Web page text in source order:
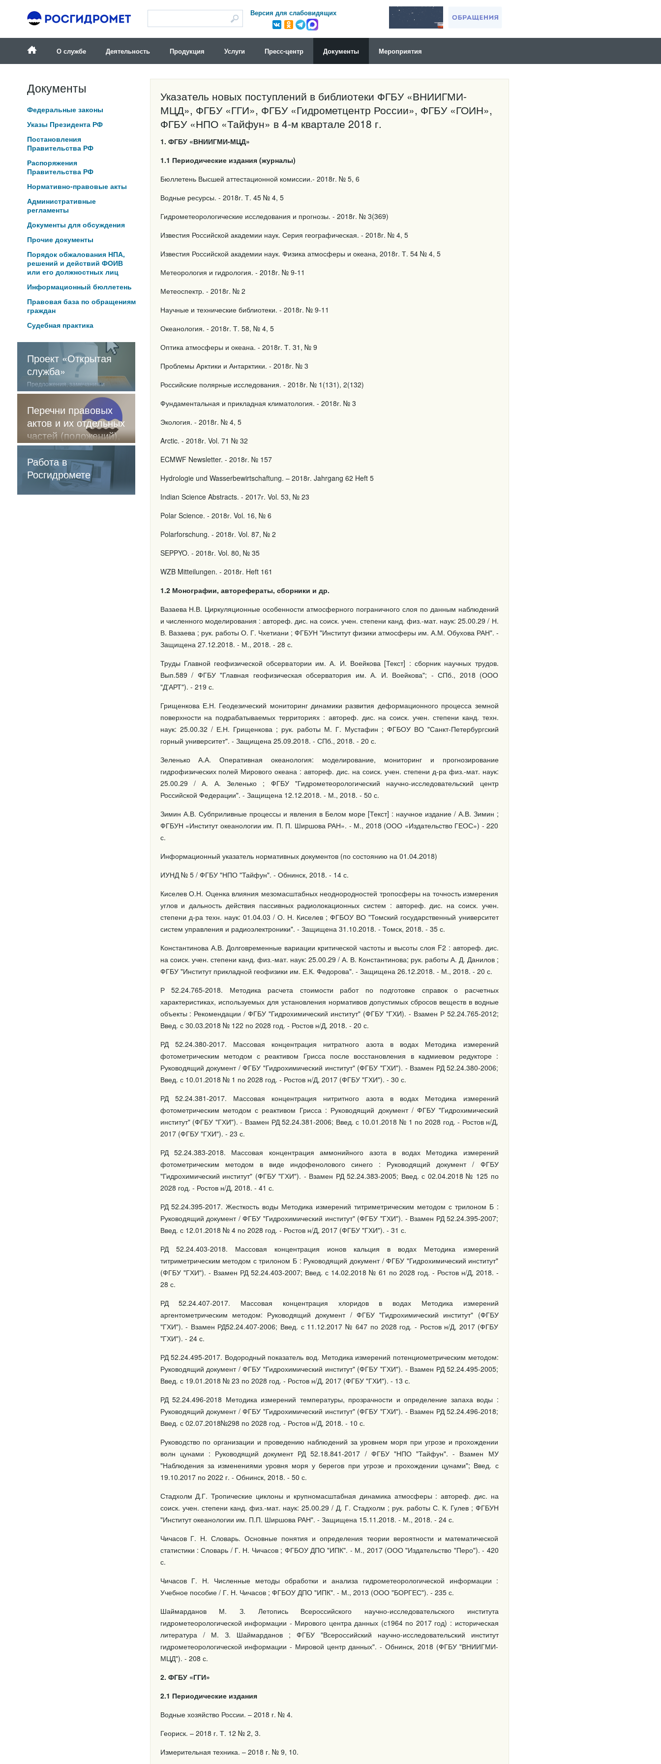
Версия для слабовидящих
О службе Деятельность Продукция Услуги Пресс-центр Документы Мероприятия
Документы
Федеральные законы
Указы Президента РФ
Постановления
Правительства РФ
Распоряжения
Правительства РФ
Нормативно-правовые акты
Административные
регламенты
Документы для обсуждения
Прочие документы
Порядок обжалования НПА,
решений и действий ФОИВ
или его должностных лиц
Информационный бюллетень
Правовая база по обращениям
граждан
Судебная практика
Проект «Открытая
служба»
Предложения, замечания и
отзывы о нашей работе
Перечни правовых
актов и их отдельных
частей (положений),
содержащие
обязательные
требования
Работа в
Росгидромете
Указатель новых поступлений в библиотеки ФГБУ «ВНИИГМИ-
МЦД», ФГБУ «ГГИ», ФГБУ «Гидрометцентр России», ФГБУ «ГОИН»,
ФГБУ «НПО «Тайфун» в 4-м квартале 2018 г.
1. ФГБУ «ВНИИГМИ-МЦД»
1.1 Периодические издания (журналы)
Бюллетень Высшей аттестационной комиссии.- 2018г. № 5, 6
Водные ресурсы. - 2018г. Т. 45 № 4, 5
Гидрометеорологические исследования и прогнозы. - 2018г. № 3(369)
Известия Российской академии наук. Серия географическая. - 2018г. № 4, 5
Известия Российской академии наук. Физика атмосферы и океана, 2018г. Т. 54 № 4, 5
Метеорология и гидрология. - 2018г. № 9-11
Метеоспектр. - 2018г. № 2
Научные и технические библиотеки. - 2018г. № 9-11
Океанология. - 2018г. Т. 58, № 4, 5
Оптика атмосферы и океана. - 2018г. Т. 31, № 9
Проблемы Арктики и Антарктики. - 2018г. № 3
Российские полярные исследования. - 2018г. № 1(131), 2(132)
Фундаментальная и прикладная климатология. - 2018г. № 3
Экология. - 2018г. № 4, 5
Arctic. - 2018г. Vol. 71 № 32
ECMWF Newsletter. - 2018г. № 157
Hydrologie und Wasserbewirtschaftung. – 2018г. Jahrgang 62 Heft 5
Indian Science Abstracts. - 2017г. Vol. 53, № 23
Polar Science. - 2018г. Vol. 16, № 6
Polarforschung. - 2018г. Vol. 87, № 2
SEPPYO. - 2018г. Vol. 80, № 35
WZB Mitteilungen. - 2018г. Heft 161
1.2 Монографии, авторефераты, сборники и др.
Вазаева Н.В. Циркуляционные особенности атмосферного пограничного слоя по данным наблюдений
и численного моделирования : автореф. дис. на соиск. учен. степени канд. физ.-мат. наук: 25.00.29 / Н.
В. Вазаева ; рук. работы О. Г. Чхетиани ; ФГБУН "Институт физики атмосферы им. А.М. Обухова РАН". -
Защищена 27.12.2018. - М., 2018. - 28 с.
Труды Главной геофизической обсерватории им. А. И. Воейкова [Текст] : сборник научных трудов.
Вып.589 / ФГБУ "Главная геофизическая обсерватория им. А. И. Воейкова"; - СПб., 2018 (ООО
"Д'АРТ"). - 219 с.
Грищенкова Е.Н. Геодезический мониторинг динамики развития деформационного процесса земной
поверхности на подрабатываемых территориях : автореф. дис. на соиск. учен. степени канд. техн.
наук: 25.00.32 / Е.Н. Грищенкова ; рук. работы М. Г. Мустафин ; ФГБОУ ВО "Санкт-Петербургский
горный университет". - Защищена 25.09.2018. - СПб., 2018. - 20 с.
Зеленько А.А. Оперативная океанология: моделирование, мониторинг и прогнозирование
гидрофизических полей Мирового океана : автореф. дис. на соиск. учен. степени д-ра физ.-мат. наук:
25.00.29 / А. А. Зеленько ; ФГБУ "Гидрометеорологический научно-исследовательский центр
Российской Федерации". - Защищена 12.12.2018. - М., 2018. - 50 с.
Зимин А.В. Субприливные процессы и явления в Белом море [Текст] : научное издание / А.В. Зимин ;
ФГБУН «Институт океанологии им. П. П. Ширшова РАН». - М., 2018 (ООО «Издательство ГЕОС») - 220
с.
Информационный указатель нормативных документов (по состоянию на 01.04.2018)
ИУНД № 5 / ФГБУ "НПО "Тайфун". - Обнинск, 2018. - 14 с.
Киселев О.Н. Оценка влияния мезомасштабных неоднородностей тропосферы на точность измерения
углов и дальность действия пассивных радиолокационных систем : автореф. дис. на соиск. учен.
степени д-ра техн. наук: 01.04.03 / О. Н. Киселев ; ФГБОУ ВО "Томский государственный университет
систем управления и радиоэлектроники". - Защищена 31.10.2018. - Томск, 2018. - 35 с.
Константинова А.В. Долговременные вариации критической частоты и высоты слоя F2 : автореф. дис.
на соиск. учен. степени канд. физ.-мат. наук: 25.00.29 / А. В. Константинова; рук. работы А. Д. Данилов ;
ФГБУ "Институт прикладной геофизики им. Е.К. Федорова". - Защищена 26.12.2018. - М., 2018. - 20 с.
Р 52.24.765-2018. Методика расчета стоимости работ по подготовке справок о расчетных
характеристиках, используемых для установления нормативов допустимых сбросов веществ в водные
объекты : Рекомендации / ФГБУ "Гидрохимический институт" (ФГБУ "ГХИ). - Взамен Р 52.24.765-2012;
Введ. с 30.03.2018 № 122 по 2028 год. - Ростов н/Д, 2018. - 20 с.
РД 52.24.380-2017. Массовая концентрация нитратного азота в водах Методика измерений
фотометрическим методом с реактивом Грисса после восстановления в кадмиевом редукторе :
Руководящий документ / ФГБУ "Гидрохимический институт" (ФГБУ "ГХИ"). - Взамен РД 52.24.380-2006;
Введ. с 10.01.2018 № 1 по 2028 год. - Ростов н/Д, 2017 (ФГБУ "ГХИ"). - 30 с.
РД 52.24.381-2017. Массовая концентрация нитритного азота в водах Методика измерений
фотометрическим методом с реактивом Грисса : Руководящий документ / ФГБУ "Гидрохимический
институт" (ФГБУ "ГХИ"). - Взамен РД 52.24.381-2006; Введ. с 10.01.2018 № 1 по 2028 год. - Ростов н/Д,
2017 (ФГБУ "ГХИ"). - 23 с.
РД 52.24.383-2018. Массовая концентрация аммонийного азота в водах Методика измерений
фотометрическим методом в виде индофенолового синего : Руководящий документ / ФГБУ
"Гидрохимический институт" (ФГБУ "ГХИ"). - Взамен РД 52.24.383-2005; Введ. с 02.04.2018 № 125 по
2028 год. - Ростов н/Д, 2018. - 41 с.
РД 52.24.395-2017. Жесткость воды Методика измерений титриметрическим методом с трилоном Б :
Руководящий документ / ФГБУ "Гидрохимический институт" (ФГБУ "ГХИ"). - Взамен РД 52.24.395-2007;
Введ. с 12.01.2018 № 4 по 2028 год. - Ростов н/Д, 2017 (ФГБУ "ГХИ"). - 31 с.
РД 52.24.403-2018. Массовая концентрация ионов кальция в водах Методика измерений
титриметрическим методом с трилоном Б : Руководящий документ / ФГБУ "Гидрохимический институт"
(ФГБУ "ГХИ"). - Взамен РД 52.24.403-2007; Введ. с 14.02.2018 № 61 по 2028 год. - Ростов н/Д, 2018. -
28 с.
РД 52.24.407-2017. Массовая концентрация хлоридов в водах Методика измерений
аргентометрическим методом: Руководящий документ / ФГБУ "Гидрохимический институт" (ФГБУ
"ГХИ"). - Взамен РД52.24.407-2006; Введ. с 11.12.2017 № 647 по 2028 год. - Ростов н/Д, 2017 (ФГБУ
"ГХИ"). - 24 с.
РД 52.24.495-2017. Водородный показатель вод. Методика измерений потенциометрическим методом:
Руководящий документ / ФГБУ "Гидрохимический институт" (ФГБУ "ГХИ"). - Взамен РД 52.24.495-2005;
Введ. с 19.01.2018 № 23 по 2028 год. - Ростов н/Д, 2017 (ФГБУ "ГХИ"). - 13 с.
РД 52.24.496-2018 Методика измерений температуры, прозрачности и определение запаха воды :
Руководящий документ / ФГБУ "Гидрохимический институт" (ФГБУ "ГХИ"). - Взамен РД 52.24.496-2018;
Введ. с 02.07.2018№298 по 2028 год. - Ростов н/Д, 2018. - 10 с.
Руководство по организации и проведению наблюдений за уровнем моря при угрозе и прохождении
волн цунами : Руководящий документ РД 52.18.841-2017 / ФГБУ "НПО "Тайфун". - Взамен МУ
"Наблюдения за изменениями уровня моря у берегов при угрозе и прохождении цунами"; Введ. с
19.10.2017 по 2022 г. - Обнинск, 2018. - 50 с.
Стадхолм Д.Г. Тропические циклоны и крупномасштабная динамика атмосферы : автореф. дис. на
соиск. учен. степени канд. физ.-мат. наук: 25.00.29 / Д. Г. Стадхолм ; рук. работы С. К. Гулев ; ФГБУН
"Институт океанологии им. П.П. Ширшова РАН". - Защищена 15.11.2018. - М., 2018. - 24 с.
Чичасов Г. Н. Словарь. Основные понятия и определения теории вероятности и математической
статистики : Словарь / Г. Н. Чичасов ; ФГБОУ ДПО "ИПК". - М., 2017 (ООО "Издательство "Перо"). - 420
с.
Чичасов Г. Н. Численные методы обработки и анализа гидрометеорологической информации :
Учебное пособие / Г. Н. Чичасов ; ФГБОУ ДПО "ИПК". - М., 2013 (ООО "БОРГЕС"). - 235 с.
Шаймарданов М. З. Летопись Всероссийского научно-исследовательского института
гидрометеорологической информации - Мирового центра данных (с1964 по 2017 год) : историческая
литература / М. З. Шаймарданов ; ФГБУ "Всероссийский научно-исследовательский институт
гидрометеорологической информации - Мировой центр данных". - Обнинск, 2018 (ФГБУ "ВНИИГМИ-
МЦД"). - 208 с.
2. ФГБУ «ГГИ»
2.1 Периодические издания
Водные хозяйство России. – 2018 г. № 4.
Геориск. – 2018 г. Т. 12 № 2, 3.
Измерительная техника. – 2018 г. № 9, 10.